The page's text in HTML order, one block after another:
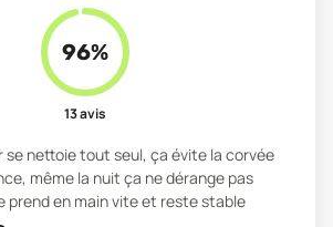
96%
13avis
se nettoie tout seul, ça évite la corvée
même la nuit ça ne dérange pas
prend en main vite et reste stable